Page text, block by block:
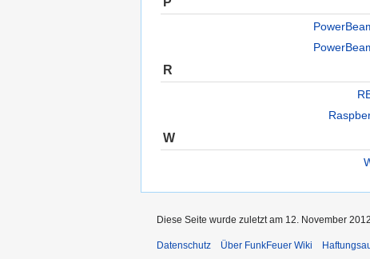
R
W
Diese Seite wurde zuletzt am 12. November
Datenschutz Über FunkFeuer Wiki